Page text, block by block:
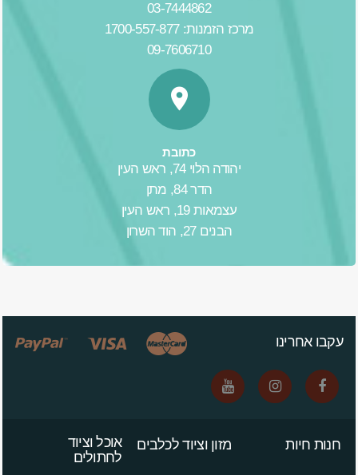
03-7444862
מרכז הזמנות: 1700-557-877
09-7606710
כתובת
יהודה הלוי 74, ראש העין
הדר 84, מתן
עצמאות 19, ראש העין
הבנים 27, הוד השרון
עקבו אחרינו
חנות חיות מזון וציוד לכלבים
אוכל וציוד
לחתולים